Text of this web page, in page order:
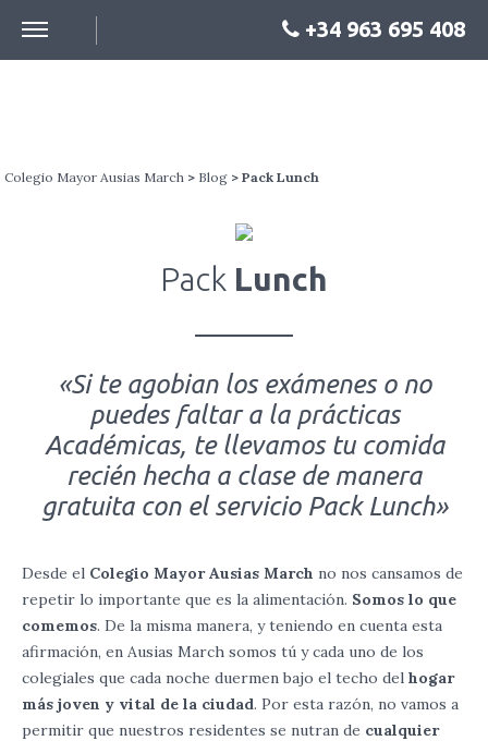
+34 963 695 408
Colegio Mayor Ausias March > Blog > Pack Lunch
Pack Lunch
«Si te agobian los exámenes o no
puedes faltar a la prácticas
Académicas, te llevamos tu comida
recién hecha a clase de manera
gratuita con el servicio Pack Lunch»
Desde el Colegio Mayor Ausias March no nos cansamos de
repetir lo importante que es la alimentación. Somos lo que
comemos. De la misma manera, y teniendo en cuenta esta
afirmación, en Ausias March somos tú y cada uno de los
colegiales que cada noche duermen bajo el techo del hogar
más joven y vital de la ciudad. Por esta razón, no vamos a
permitir que nuestros residentes se nutran de cualquier